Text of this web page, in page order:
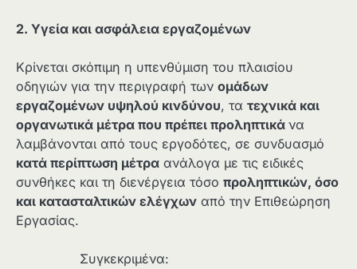
2. Υγεία και ασφάλεια εργαζομένων
Κρίνεται σκόπιμη η υπενθύμιση του πλαισίου
οδηγιών για την περιγραφή των ομάδων
εργαζομένων υψηλού κινδύνου, τα τεχνικά και
οργανωτικά μέτρα που πρέπει προληπτικά να
λαμβάνονται από τους εργοδότες, σε συνδυασμό
κατά περίπτωση μέτρα ανάλογα με τις ειδικές
συνθήκες και τη διενέργεια τόσο προληπτικών, όσο
και κατασταλτικών ελέγχων από την Επιθεώρηση
Εργασίας.
Συγκεκριμένα: